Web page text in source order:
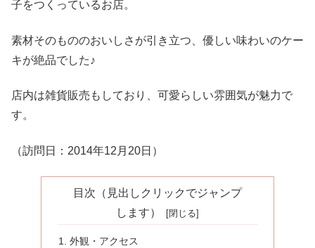
子をつくっているお店。
素材そのもののおいしさが引き立つ、優しい味わいのケー
キが絶品でした♪
店内は雑貨販売もしており、可愛らしい雰囲気が魅力で
す。
（訪問日：2014年12月20日）
目次（見出しクリックでジャンプ
します）
外観・アクセス